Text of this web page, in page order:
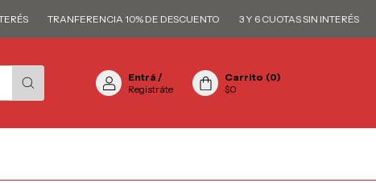
TRANFERENCIA 10% DE DESCUENTO 3 Y 6 CUOTAS SIN INTERÉS
Entrá /
Registráte
Carrito (0)
$0